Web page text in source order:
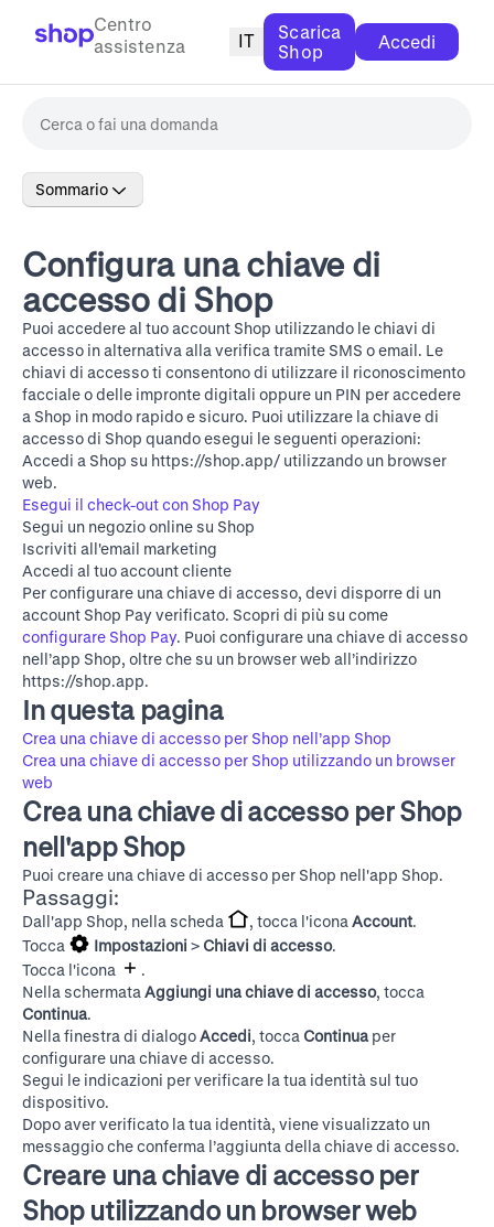
Centro
assistenza
IT
Scarica
Shop
Accedi
Sommario
Configura una chiave di
accesso di Shop
Puoi accedere al tuo account Shop utilizzando le chiavi di
accesso in alternativa alla verifica tramite SMS o email. Le
chiavi di accesso ti consentono di utilizzare il riconoscimento
facciale o delle impronte digitali oppure un PIN per accedere
a Shop in modo rapido e sicuro. Puoi utilizzare la chiave di
accesso di Shop quando esegui le seguenti operazioni:
Accedi a Shop su https://shop.app/ utilizzando un browser
web.
Esegui il check-out con Shop Pay
Segui un negozio online su Shop
Iscriviti all'email marketing
Accedi al tuo account cliente
Per configurare una chiave di accesso, devi disporre di un
account Shop Pay verificato. Scopri di più su come
configurare Shop Pay. Puoi configurare una chiave di accesso
nell’app Shop, oltre che su un browser web all’indirizzo
https://shop.app.
In questa pagina
Crea una chiave di accesso per Shop nell’app Shop
Crea una chiave di accesso per Shop utilizzando un browser
web
Crea una chiave di accesso per Shop
nell'app Shop
Puoi creare una chiave di accesso per Shop nell'app Shop.
Passaggi:
Dall'app Shop, nella scheda , tocca l'icona Account.
Tocca
Impostazioni> Chiavi di accesso.
Tocca l'icona
.
Nella schermata Aggiungi una chiave di accesso, tocca
Continua.
Nella finestra di dialogoAccedi, tocca Continua per
configurare una chiave di accesso.
Segui le indicazioni per verificare la tua identità sul tuo
dispositivo.
Dopo aver verificato la tua identità, viene visualizzato un
messaggio che conferma l’aggiunta della chiave di accesso.
Creare una chiave di accesso per
Shop utilizzando un browser web